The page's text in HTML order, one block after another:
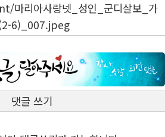
마리아사랑넷_성인_군디살보_가
6)_007.jpeg
댓글 쓰기